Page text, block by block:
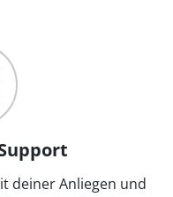
deiner Anliegen und